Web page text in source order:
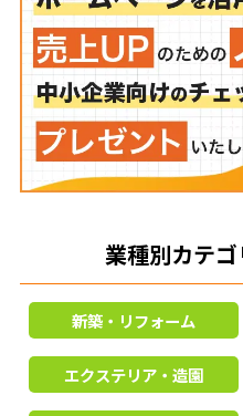
業種別カテ
新築・リフォーム
エクステリア・造園